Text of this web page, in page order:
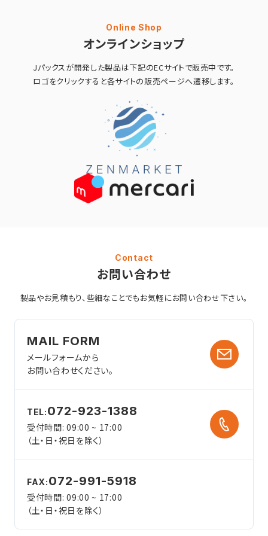
Online Shop
オンラインショップ
Jパックスが開発した製品は下記のECサイトで販売中です。
ロゴをクリックすると各サイトの販売ページへ遷移します。
Contact
お問い合わせ
製品やお見積もり、些細なことでもお気軽にお問い合わせ下さい。
MAIL FORM
メールフォームから
お問い合わせください。
TEL:072-923-1388
受付時間: 09:00 ~ 17:00
（土・日・祝日を除く）
FAX:072-991-5918
受付時間: 09:00 ~ 17:00
（土・日・祝日を除く）